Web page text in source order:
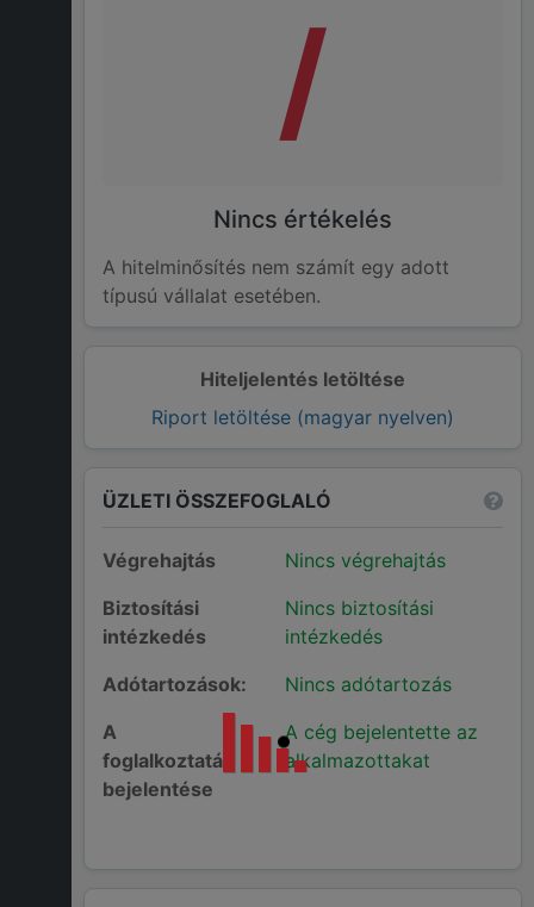
Hiteljelentés letöltése
Riport letöltése (magyar nyelven)
/
Nincs értékelés
A hitelminősítés nem számít egy adott
típusú vállalat esetében.
ÜZLETI ÖSSZEFOGLALÓ
Végrehajtás
Nincs végrehajtás
Biztosítási
intézkedés
Nincs biztosítási
intézkedés
Adótartozások:
Nincs adótartozás
A
foglalkoztatás
bejelentése
A cég bejelentette az
alkalmazottakat